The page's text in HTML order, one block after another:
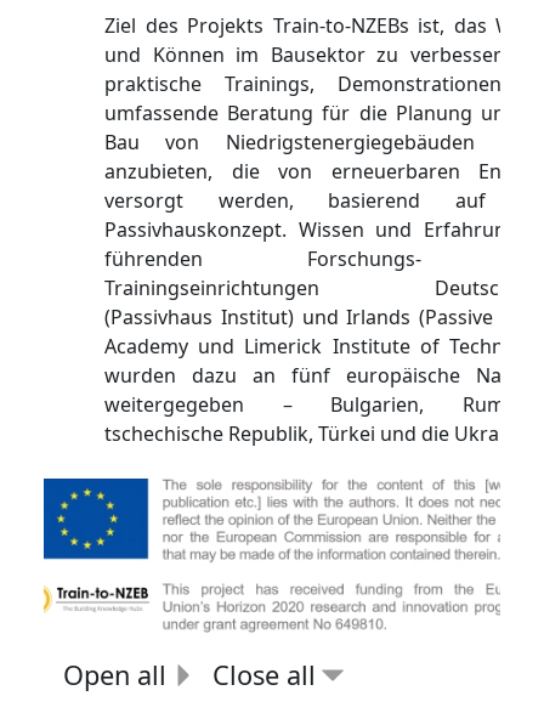
Ziel des Projekts Train-to-NZEBs ist, das
und Können im Bausektor zu verbessern
praktische Trainings, Demonstrationen
umfassende Beratung für die Planung und
Bau von Niedrigstenergiegebäuden
anzubieten, die von erneuerbaren
versorgt werden, basierend auf
Passivhauskonzept. Wissen und Erfahrung
führenden Forschungs-
Trainingseinrichtungen
(Passivhaus Institut) und Irlands (Passive
Academy und Limerick Institute of
wurden dazu an fünf europäische
weitergegeben – Bulgarien,
tschechische Republik, Türkei und die Ukraine.
Open all Close all